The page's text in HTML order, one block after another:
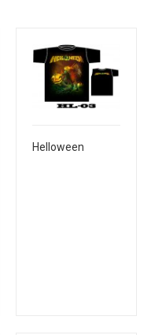
Helloween